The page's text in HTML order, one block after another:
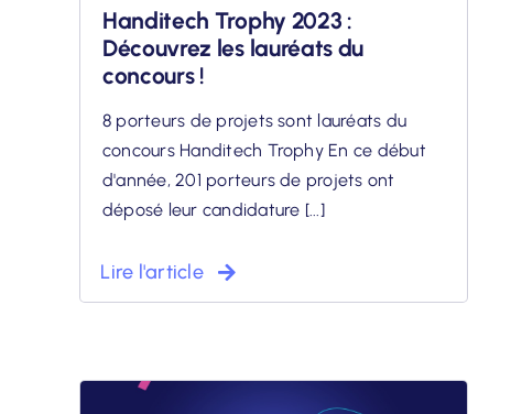
Handitech Trophy 2023 :
Découvrez les lauréats du
concours !
8 porteurs de projets sont lauréats du
concours Handitech Trophy En ce début
d'année, 201 porteurs de projets ont
déposé leur candidature [...]
Lire l'article